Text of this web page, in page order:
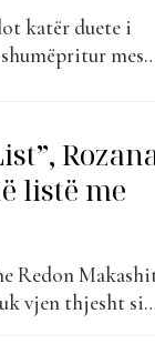
katër duete i
mes
listë me
Redon
vjen thjesht si